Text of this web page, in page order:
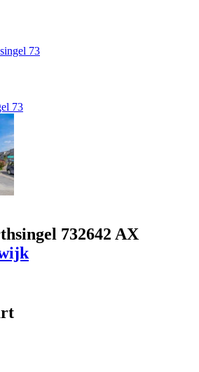
73
73
732642 AX